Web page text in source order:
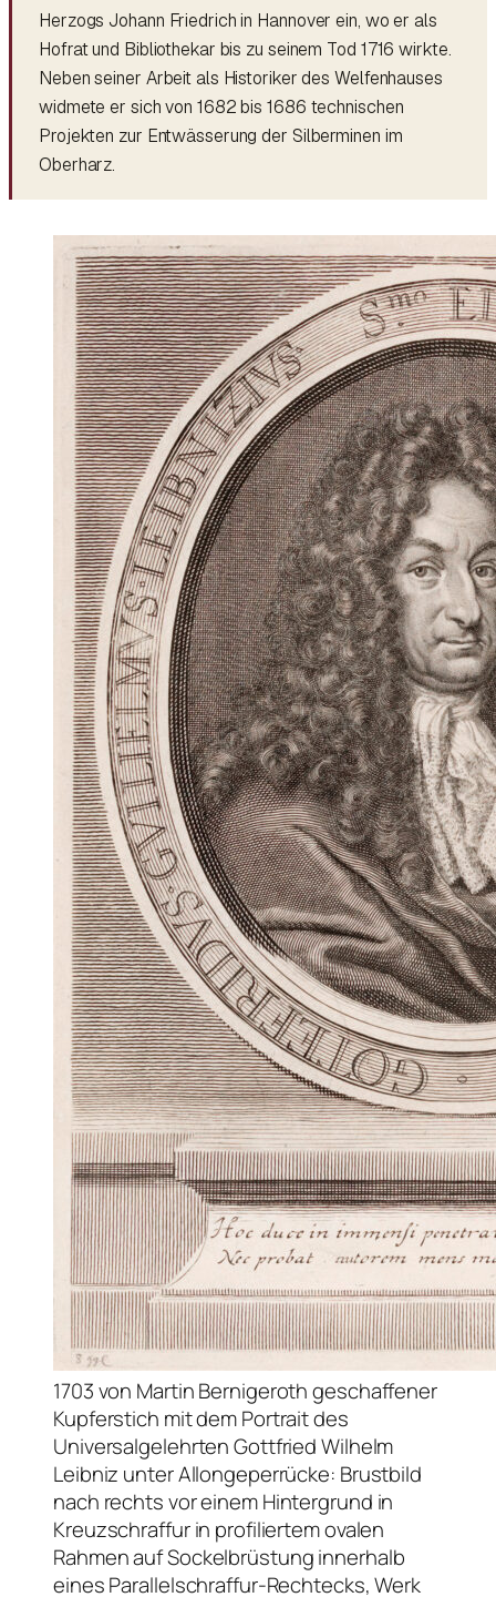
Herzogs Johann Friedrich in Hannover ein, wo er als
Hofrat und Bibliothekar bis zu seinem Tod 1716 wirkte.
Neben seiner Arbeit als Historiker des Welfenhauses
widmete er sich von 1682 bis 1686 technischen
Projekten zur Entwässerung der Silberminen im
Oberharz.
1703 von Martin Bernigeroth geschaffener
Kupferstich mit dem Portrait des
Universalgelehrten Gottfried Wilhelm
Leibniz unter Allongeperrücke: Brustbild
nach rechts vor einem Hintergrund in
Kreuzschraffur in profiliertem ovalen
Rahmen auf Sockelbrüstung innerhalb
eines Parallelschraffur-Rechtecks, Werk